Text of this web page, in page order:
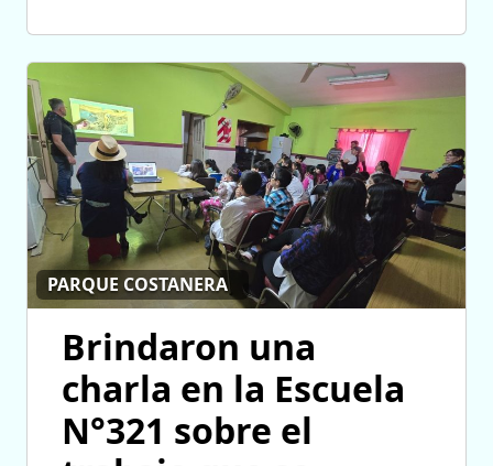
PARQUE COSTANERA
Brindaron una
charla en la Escuela
N°321 sobre el